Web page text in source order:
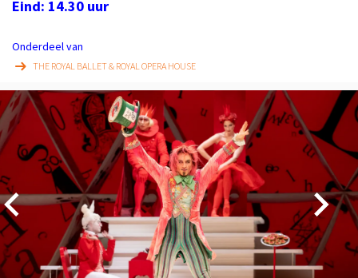
Eind: 14.30 uur
Onderdeel van
THE ROYAL BALLET & ROYAL OPERA HOUSE
Overslaan